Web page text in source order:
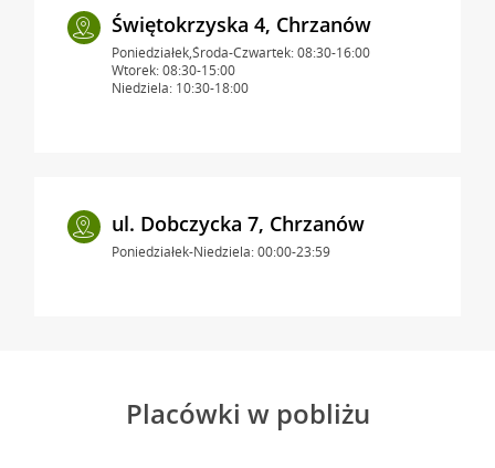
Świętokrzyska 4, Chrzanów
Poniedziałek,Środa-Czwartek: 08:30-16:00
Wtorek: 08:30-15:00
Niedziela: 10:30-18:00
ul. Dobczycka 7, Chrzanów
Poniedziałek-Niedziela: 00:00-23:59
Placówki w pobliżu